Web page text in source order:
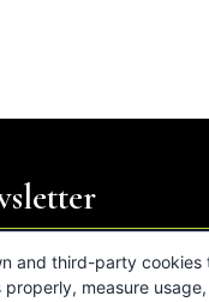
and third-party cookies
measure